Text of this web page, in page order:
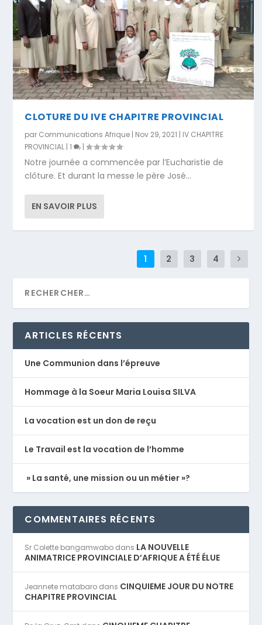
CLOTURE DU IVE CHAPITRE PROVINCIAL
par Communications Afrique | Nov 29, 2021 | IV CHAPITRE
PROVINCIAL |1 |
Notre journée a commencée par l’Eucharistie de
clôture. Et durant la messe le père José...
EN SAVOIR PLUS
1 2 3 4
ARTICLES RÉCENTS
Une Communion dans l’épreuve
Hommage à la Soeur Maria Louisa SILVA
La vocation est un don de reçu
Le Travail est la vocation de l’homme
» La santé, une mission ou un métier »?
COMMENTAIRES RÉCENTS
Sr Colette bangamwabo dans LA NOUVELLE
ANIMATRICE PROVINCIALE D’AFRIQUE A ÉTÉ ÉLUE
Jeannete matabaro dans CINQUIEME JOUR DU NOTRE
CHAPITRE PROVINCIAL